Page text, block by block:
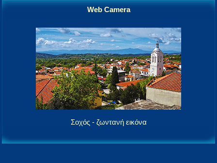
Web Camera
Σοχός - ζωντανή εικόνα